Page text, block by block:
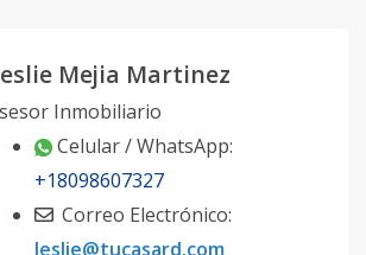
Mejia Martinez
Inmobiliario
Celular / WhatsApp:
+18098607327
Correo Electrónico:
leslie@tucasard.com